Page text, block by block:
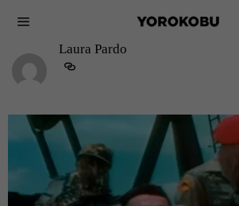
Laura Pardo